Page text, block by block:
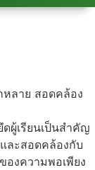
หลาย สอดคล้อง
ผู้เรียนเป็นสำคัญ
ละสอดคล้องกับ
งความพอเพียง